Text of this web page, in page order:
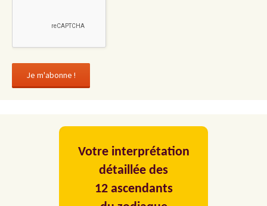
Votre interprétation
détaillée des
12 ascendants